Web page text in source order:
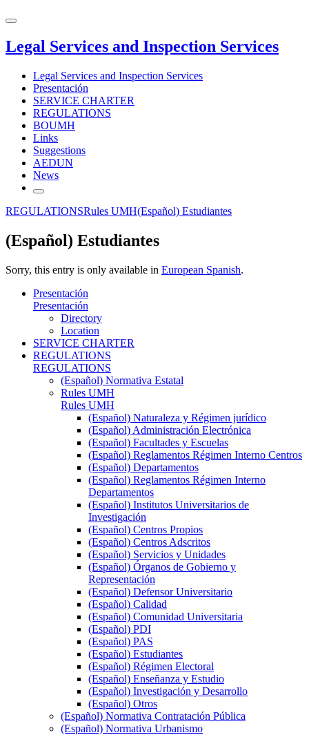
Legal Services and Inspection Services
Legal Services and Inspection Services
Presentación
SERVICE CHARTER
REGULATIONS
BOUMH
Links
Suggestions
AEDUN
News
REGULATIONSRules UMH(Español) Estudiantes
(Español) Estudiantes
Sorry, this entry is only available in European Spanish.
Presentación
Presentación
Directory
Location
SERVICE CHARTER
REGULATIONS
REGULATIONS
(Español) Normativa Estatal
Rules UMH
Rules UMH
(Español) Naturaleza y Régimen jurídico
(Español) Administración Electrónica
(Español) Facultades y Escuelas
(Español) Reglamentos Régimen Interno Centros
(Español) Departamentos
(Español) Reglamentos Régimen Interno
Departamentos
(Español) Institutos Universitarios de
Investigación
(Español) Centros Propios
(Español) Centros Adscritos
(Español) Servicios y Unidades
(Español) Órganos de Gobierno y
Representación
(Español) Defensor Universitario
(Español) Calidad
(Español) Comunidad Universitaria
(Español) PDI
(Español) PAS
(Español) Estudiantes
(Español) Régimen Electoral
(Español) Enseñanza y Estudio
(Español) Investigación y Desarrollo
(Español) Otros
(Español) Normativa Contratación Pública
(Español) Normativa Urbanismo